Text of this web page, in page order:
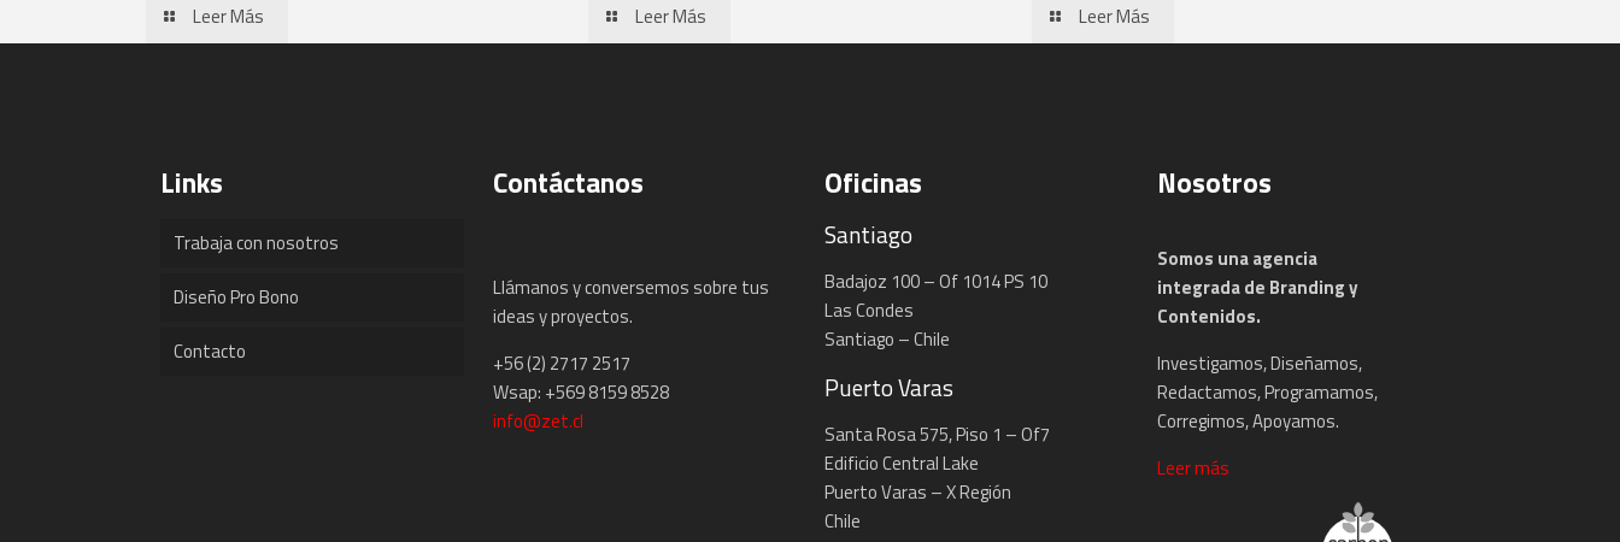
Leer Más Leer Más Leer Más
Links
Trabaja con nosotros
Diseño Pro Bono
Contacto
Contáctanos
Llámanos y conversemos sobre tus
ideas y proyectos.
+56 (2) 2717 2517
Wsap: +569 8159 8528
info@zet.cl
Oficinas
Santiago
Badajoz 100 – Of 1014 PS 10
Las Condes
Santiago – Chile
Puerto Varas
Santa Rosa 575, Piso 1 – Of7
Edificio Central Lake
Puerto Varas – X Región
Chile
Nosotros
Somos una agencia
integrada de Branding y
Contenidos.
Investigamos, Diseñamos,
Redactamos, Programamos,
Corregimos, Apoyamos.
Leer más